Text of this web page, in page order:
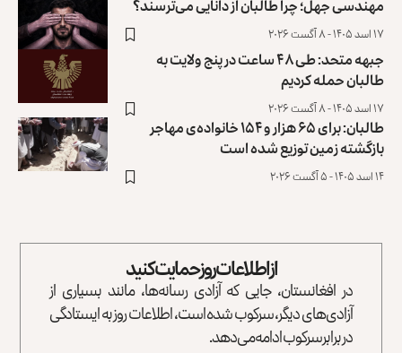
مهندسی جهل؛ چرا طالبان از دانایی می‌ترسند؟
۱۷ اسد ۱۴۰۵ - ۸ آگست ۲۰۲۶
جبهه متحد: طی ۴۸ ساعت در پنج ولایت به
طالبان حمله کردیم
۱۷ اسد ۱۴۰۵ - ۸ آگست ۲۰۲۶
طالبان: برای ۶۵ هزار و ۱۵۴ خانواده‌ی مهاجر
بازگشته زمین توزیع ‏شده است
۱۴ اسد ۱۴۰۵ - ۵ آگست ۲۰۲۶
از اطلاعات روز حمایت کنید
در افغانستان، جایی که آزادی رسانه‌ها، مانند بسیاری از
آزادی‌های دیگر، سرکوب شده است، اطلاعات روز به ایستادگی
در برابر سرکوب ادامه می‌دهد.